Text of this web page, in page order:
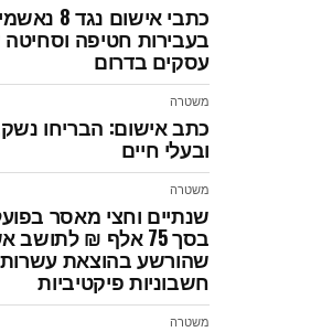
כתבי אישום נגד 8
בעבירות חטיפה
עסקים בדרום
משטרה
כתב אישום: הבריחו
ובעלי חיים
משטרה
שנתיים וחצי מאסר
בסך 75 אלף ₪ לתושב
שהורשע בהוצאת עשרות
חשבוניות פיקטיביות
משטרה